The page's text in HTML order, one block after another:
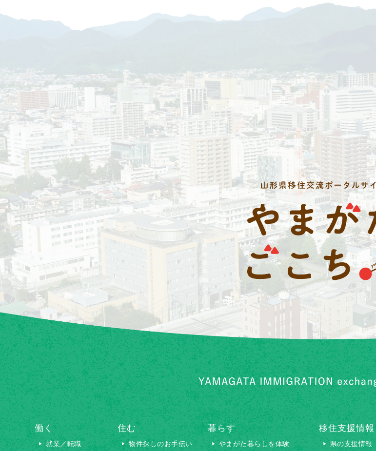
働く
就業／転職
住む
物件探しのお手伝い
暮らす
やまがた暮らしを体験
移住支援情報
県の支援情報